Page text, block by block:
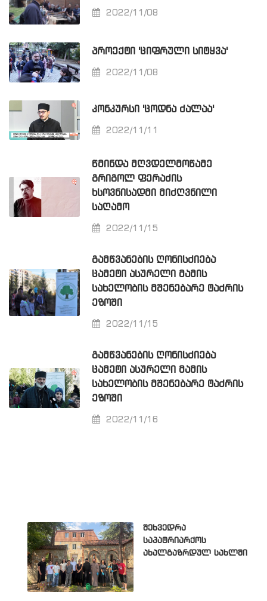
2022/11/08
ᲞᲠᲝᲔᲥᲢᲘ 'ᲪᲘᲤᲠᲣᲚᲘ ᲡᲘᲢᲧᲕᲐ'
2022/11/08
ᲙᲝᲜᲙᲣᲠᲡᲘ 'ᲪᲝᲓᲜᲐ ᲫᲐᲚᲐᲐ'
2022/11/11
ᲬᲛᲘᲜᲓᲐ ᲛᲦᲕᲓᲔᲚᲛᲝᲬᲐᲛᲔ
ᲒᲠᲘᲒᲝᲚ ᲤᲔᲠᲐᲫᲘᲡ
ᲮᲡᲝᲕᲜᲘᲡᲐᲓᲛᲘ ᲛᲘᲫᲦᲕᲜᲘᲚᲘ
ᲡᲐᲦᲐᲛᲝ
2022/11/15
ᲒᲐᲛᲬᲕᲐᲜᲔᲑᲘᲡ ᲦᲝᲜᲘᲡᲫᲘᲔᲑᲐ
ᲪᲐᲛᲔᲢᲘ ᲐᲡᲣᲠᲔᲚᲘ ᲛᲐᲛᲘᲡ
ᲡᲐᲮᲔᲚᲝᲑᲘᲡ ᲛᲨᲔᲜᲔᲑᲐᲠᲔ ᲢᲐᲫᲠᲘᲡ
ᲔᲖᲝᲨᲘ
2022/11/15
ᲒᲐᲛᲬᲕᲐᲜᲔᲑᲘᲡ ᲦᲝᲜᲘᲡᲫᲘᲔᲑᲐ
ᲪᲐᲛᲔᲢᲘ ᲐᲡᲣᲠᲔᲚᲘ ᲛᲐᲛᲘᲡ
ᲡᲐᲮᲔᲚᲝᲑᲘᲡ ᲛᲨᲔᲜᲔᲑᲐᲠᲔ ᲢᲐᲫᲠᲘᲡ
ᲔᲖᲝᲨᲘ
2022/11/16
შეხვედრა
საპატრიარქოს
ახალგაზრდულ სახლში